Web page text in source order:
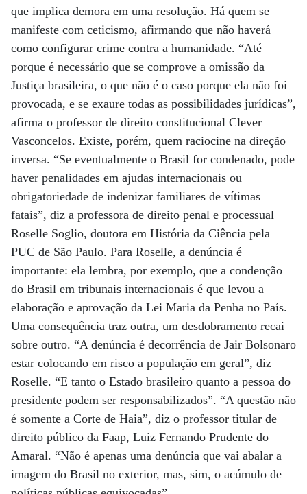
que implica demora em uma resolução. Há quem se
manifeste com ceticismo, afirmando que não haverá
como configurar crime contra a humanidade. “Até
porque é necessário que se comprove a omissão da
Justiça brasileira, o que não é o caso porque ela não foi
provocada, e se exaure todas as possibilidades jurídicas”,
afirma o professor de direito constitucional Clever
Vasconcelos. Existe, porém, quem raciocine na direção
inversa. “Se eventualmente o Brasil for condenado, pode
haver penalidades em ajudas internacionais ou
obrigatoriedade de indenizar familiares de vítimas
fatais”, diz a professora de direito penal e processual
Roselle Soglio, doutora em História da Ciência pela
PUC de São Paulo. Para Roselle, a denúncia é
importante: ela lembra, por exemplo, que a condenção
do Brasil em tribunais internacionais é que levou a
elaboração e aprovação da Lei Maria da Penha no País.
Uma consequência traz outra, um desdobramento recai
sobre outro. “A denúncia é decorrência de Jair Bolsonaro
estar colocando em risco a população em geral”, diz
Roselle. “E tanto o Estado brasileiro quanto a pessoa do
presidente podem ser responsabilizados”. “A questão não
é somente a Corte de Haia”, diz o professor titular de
direito público da Faap, Luiz Fernando Prudente do
Amaral. “Não é apenas uma denúncia que vai abalar a
imagem do Brasil no exterior, mas, sim, o acúmulo de